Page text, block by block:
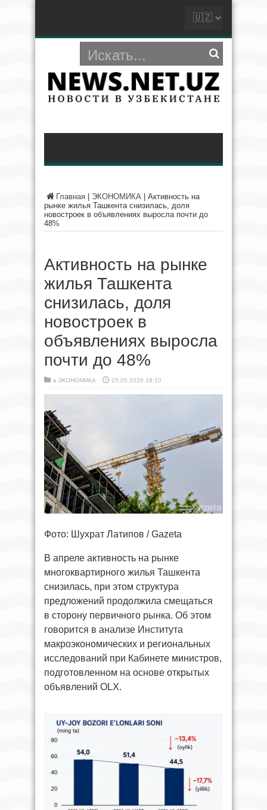
Главная ЭКОНОМИКА
Активность на
рынке жилья Ташкента снизилась, доля
новостроек в объявлениях выросла почти до
48%
Активность на рынке
жилья Ташкента
снизилась, доля
новостроек в
объявлениях выросла
почти до 48%
в ЭКОНОМИКА 25.05.2026 18:10
Фото: Шухрат Латипов / Gazeta
В апреле активность на рынке
многоквартирного жилья Ташкента
снизилась, при этом структура
предложений продолжила смещаться
в сторону первичного рынка. Об этом
говорится в анализе Института
макроэкономических и региональных
исследований при Кабинете министров,
подготовленном на основе открытых
объявлений OLX.